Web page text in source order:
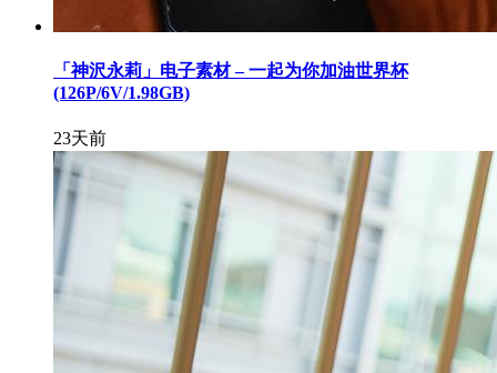
「神沢永莉」电子素材 – 一起为你加油世界杯
(126P/6V/1.98GB)
23天前